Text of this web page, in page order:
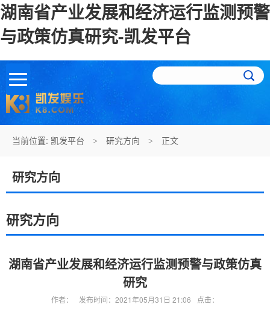
湖南省产业发展和经济运行监测预警
与政策仿真研究-凯发平台
当前位置: 凯发平台 > 研究方向 > 正文
研究方向
研究方向
湖南省产业发展和经济运行监测预警与政策仿真
研究
作者： 发布时间：2021年05月31日 21:06 点击：